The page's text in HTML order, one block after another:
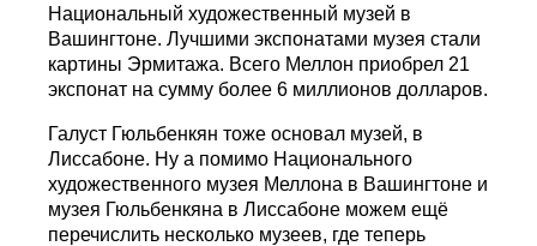
Национальный художественный музей в
Вашингтоне. Лучшими экспонатами музея стали
картины Эрмитажа. Всего Меллон приобрел 21
экспонат на сумму более 6 миллионов долларов.
Галуст Гюльбенкян тоже основал музей, в
Лиссабоне. Ну а помимо Национального
художественного музея Меллона в Вашингтоне и
музея Гюльбенкяна в Лиссабоне можем ещё
перечислить несколько музеев, где теперь